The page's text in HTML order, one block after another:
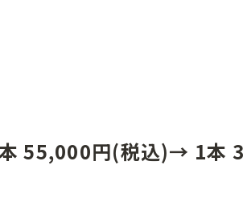
55,000円(税込)→ 1本